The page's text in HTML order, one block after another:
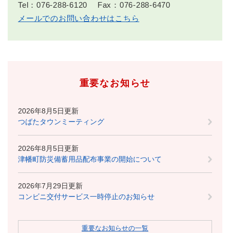
Tel：076-288-6120
Fax：076-288-6470
メールでのお問い合わせはこちら
重要なお知らせ
2026年8月5日更新
つばたタウンミーティング
2026年8月5日更新
津幡町防災備蓄用品配布事業の開始について
2026年7月29日更新
コンビニ交付サービス一時停止のお知らせ
重要なお知らせの一覧